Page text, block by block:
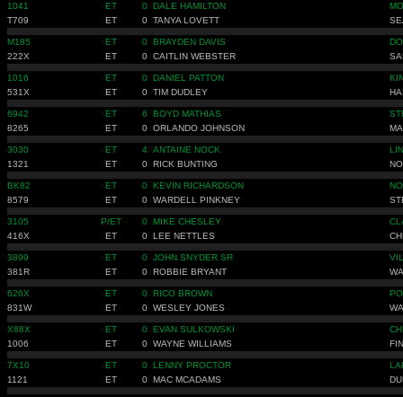
1041 ET 0 DALE HAMILTON
T709
ET 0 TANYA LOVETT
M185 ET 0 BRAYDEN DAVIS
222X
ET 0 CAITLIN WEBSTER
1016 ET 0 DANIEL PATTON
531X
ET 0 TIM DUDLEY
6942 ET 6 BOYD MATHIAS
8265
ET 0 ORLANDO JOHNSON
3030 ET 4 ANTAINE NOCK
1321
ET 0 RICK BUNTING
BK82 ET 0 KEVIN RICHARDSON
8579
ET 0 WARDELL PINKNEY
3105 P/ET 0 MIKE CHESLEY
416X
ET 0 LEE NETTLES
3899 ET 0 JOHN SNYDER SR
381R
ET 0 ROBBIE BRYANT
626X ET 0 RICO BROWN
831W
ET 0 WESLEY JONES
X88X ET 0 EVAN SULKOWSKI
1006
ET 0 WAYNE WILLIAMS
7X10 ET 0 LENNY PROCTOR
1121
ET 0 MAC MCADAMS